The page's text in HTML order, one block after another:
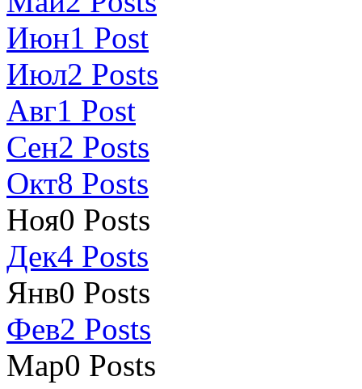
Июн1 Post
Июл2 Posts
Авг1 Post
Сен2 Posts
Окт8 Posts
Ноя0 Posts
Дек4 Posts
Янв0 Posts
Фев2 Posts
Мар0 Posts